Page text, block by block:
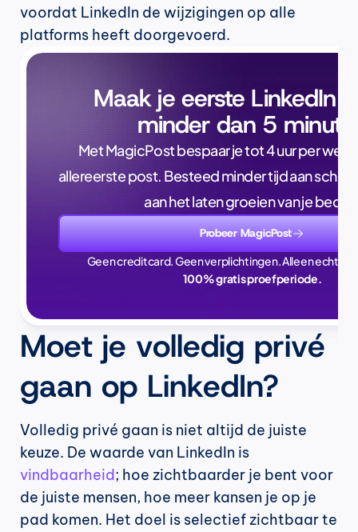
voordat LinkedIn de wijzigingen op alle
platforms heeft doorgevoerd.
Maak je eerste LinkedIn
minder dan 5
Met MagicPost bespaar je tot 4 uur per
allereerste post. Besteed minder tijd aan
aan het laten groeien van je
Probeer MagicPost
Geen creditcard. Geen verplichtingen. Alleen echte
100% gratis proefperiode.
Moet je volledig privé
gaan op LinkedIn?
Volledig privé gaan is niet altijd de juiste
vindbaarheid; hoe zichtbaarder je bent voor
de juiste mensen, hoe meer kansen je op je
pad komen. Het doel is selectief zichtbaar te